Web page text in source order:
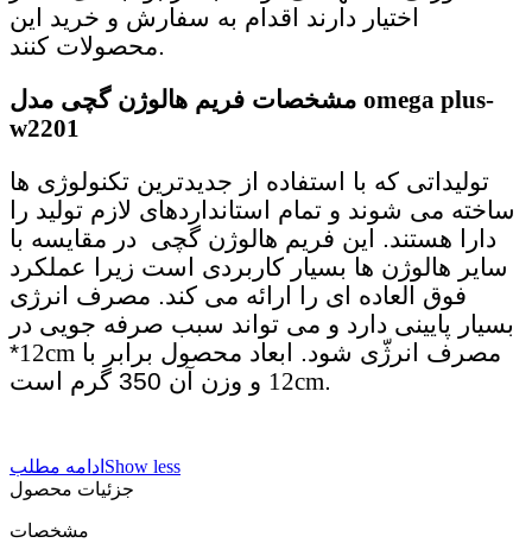
اختیار دارند اقدام به سفارش و خرید این
محصولات کنند.
مشخصات omega plus-
w2201
تولیداتی که با استفاده از جدیدترین تکنولوژی ها
ساخته می شوند و تمام استانداردهای لازم تولید را
دارا هستند. این فریم هالوژن گچی در مقایسه با
سایر هالوژن ها بسیار کاربردی است زیرا عملکرد
فوق العاده ای را ارائه می کند. مصرف انرژی
بسیار پایینی دارد و می تواند سبب صرفه جویی در
مصرف انرژّی شود. ابعاد محصول برابر با 12cm
*
12cmو وزن آن 350 گرم است.
ادامه مطلب Show less
جزئیات محصول
مشخصات